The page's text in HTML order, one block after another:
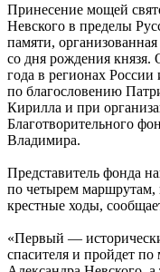
Принесение мощей
Невского в пределы
памяти,
со дня рождения князя.
года в регионах России
по благословению
Кирилла и при
Благотворительного
Владимира.
Представитель фонда
по четырем маршрутам,
крестные ходы,
«Первый —
спасителя и пройдет по